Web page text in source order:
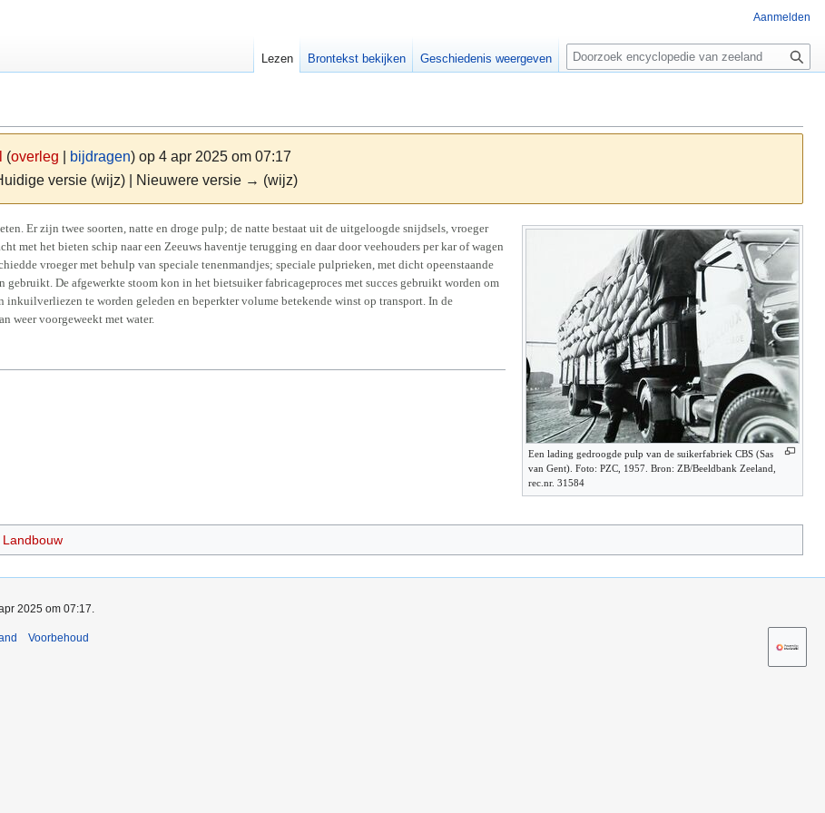
(overleg bijdragen)op 4 apr 2025 om 07:17
versie (wijz) | Nieuwere versie → (wijz)
Een lading gedroogde pulp van de suikerfabriek CBS (Sas
van Gent). Foto: PZC, 1957. Bron: ZB/Beeldbank Zeeland,
rec.nr. 31584
Er zijn twee soorten, natte en droge pulp; de natte bestaat uit de uitgeloogde snijdsels, vroeger
met het bieten schip naar een Zeeuws haventje terugging en daar door veehouders per kar of wagen
vroeger met behulp van speciale tenenmandjes; speciale pulprieken, met dicht opeenstaande
gebruikt. De afgewerkte stoom kon in het bietsuiker fabricageproces met succes gebruikt worden om
inkuilverliezen te worden geleden en beperkter volume betekende winst op transport. In de
weer voorgeweekt met water.
Landbouw
Aanmelden
Lezen Brontekst bekijken Geschiedenis weergeven
Z
e
2025 om 07:17.
Voorbehoud